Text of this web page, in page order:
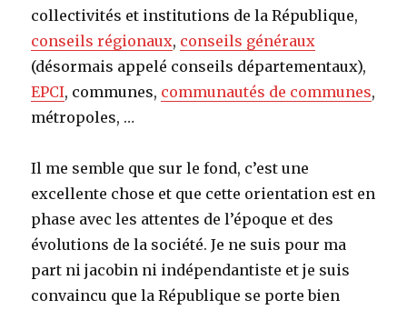
collectivités et institutions de la République,
conseils régionaux, conseils généraux
(désormais appelé conseils départementaux),
EPCI, communes, communautés de communes,
métropoles, …
Il me semble que sur le fond, c’est une
excellente chose et que cette orientation est en
phase avec les attentes de l’époque et des
évolutions de la société. Je ne suis pour ma
part ni jacobin ni indépendantiste et je suis
convaincu que la République se porte bien